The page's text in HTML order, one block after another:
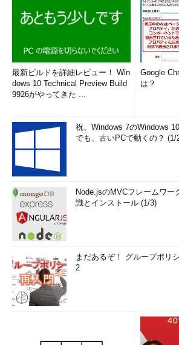
最新ビルドを詳細レビュー！ Win
dows 10 Technical Preview Build
9926がやってきた ...
Google
は？
祝、Windows 7のWindows
でも、古いPCで動くの？ (1/
Node.jsのMVCフレームワー
識とインストール (1/3)
まだあるぞ！ グループポリ
2